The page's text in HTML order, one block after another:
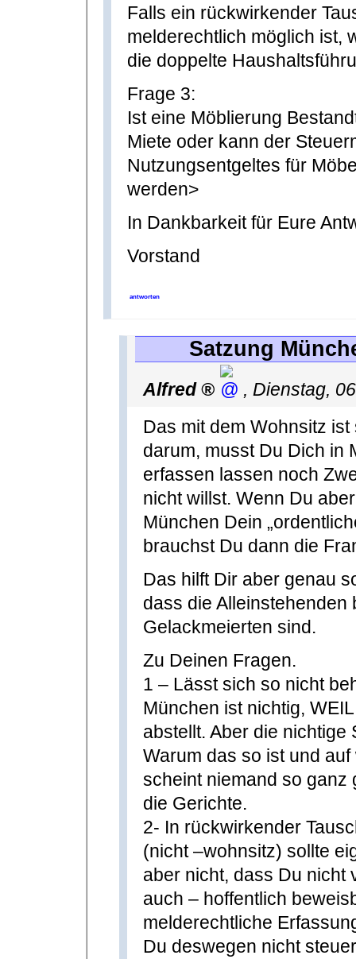
Falls ein rückwirkender
melderechtlich möglich ist,
die doppelte
Frage 3:
Ist eine Möblierung
Miete oder kann der
Nutzungsentgeltes für
werden>
In Dankbarkeit für Eure
Vorstand
antworten
Satzung
Alfred , Dienstag,
Das mit dem Wohnsitz
darum, musst Du Dich in
erfassen lassen noch
nicht willst. Wenn Du
München Dein
brauchst Du dann die
Das hilft Dir aber genau
dass die Alleinstehenden
Gelackmeierten sind.
Zu Deinen Fragen.
1 – Lässt sich so nicht
München ist nichtig,
abstellt. Aber die
Warum das so ist und
scheint niemand so ganz
die Gerichte.
2- In rückwirkender
(nicht –wohnsitz) sollte
aber nicht, dass Du nicht
auch – hoffentlich
melderechtliche
Du deswegen nicht